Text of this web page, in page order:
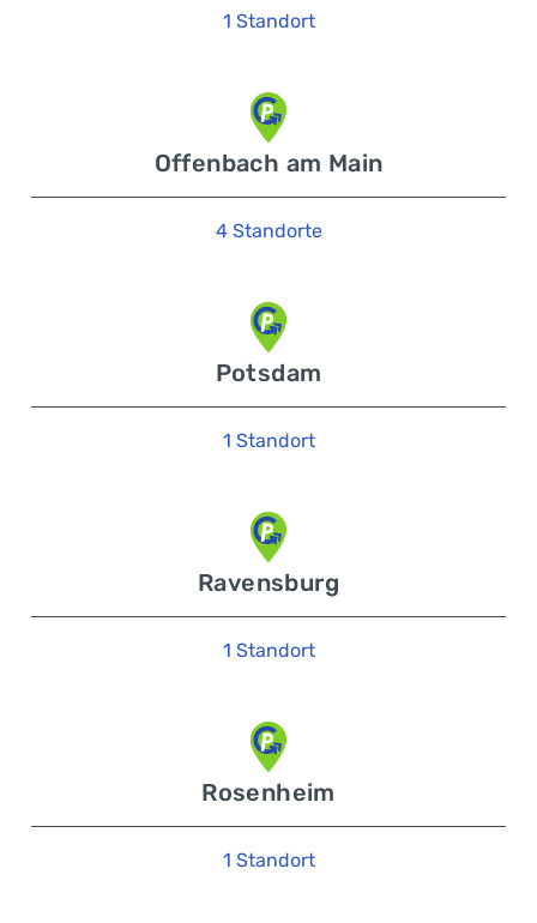
1 Standort
Offenbach am Main
4 Standorte
Potsdam
1 Standort
Ravensburg
1 Standort
Rosenheim
1 Standort